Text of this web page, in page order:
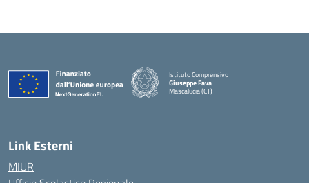
Istituto Comprensivo
Giuseppe Fava
Mascalucia (CT)
Link Esterni
MIUR